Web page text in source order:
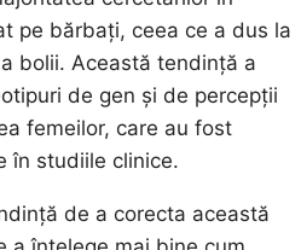
pe bărbați, ceea ce a dus la
bolii. Această tendință a
de gen și de percepții
femeilor, care au fost
în studiile clinice.
de a corecta această